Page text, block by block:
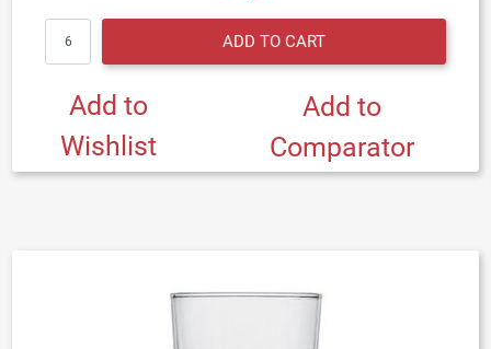
ADD TO CART
Add to
Wishlist
Add to
Comparator